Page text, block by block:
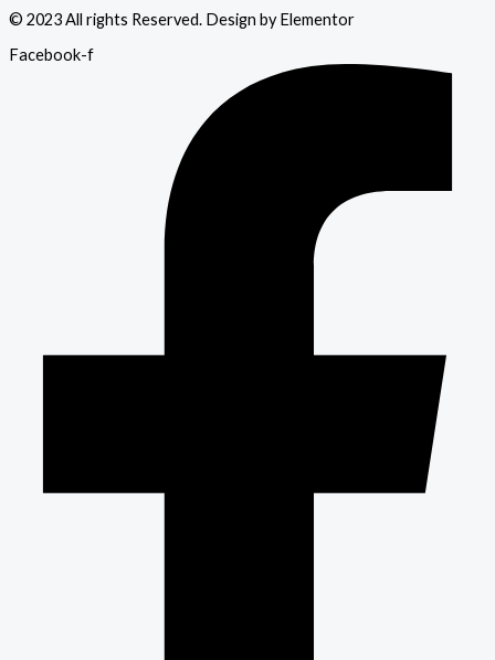
© 2023 All rights Reserved. Design by Elementor
Facebook-f